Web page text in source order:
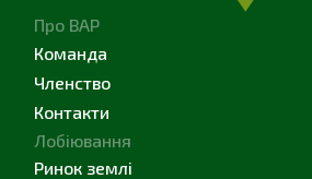
Про ВАР
Команда
Членство
Контакти
Лобіювання
Ринок землі